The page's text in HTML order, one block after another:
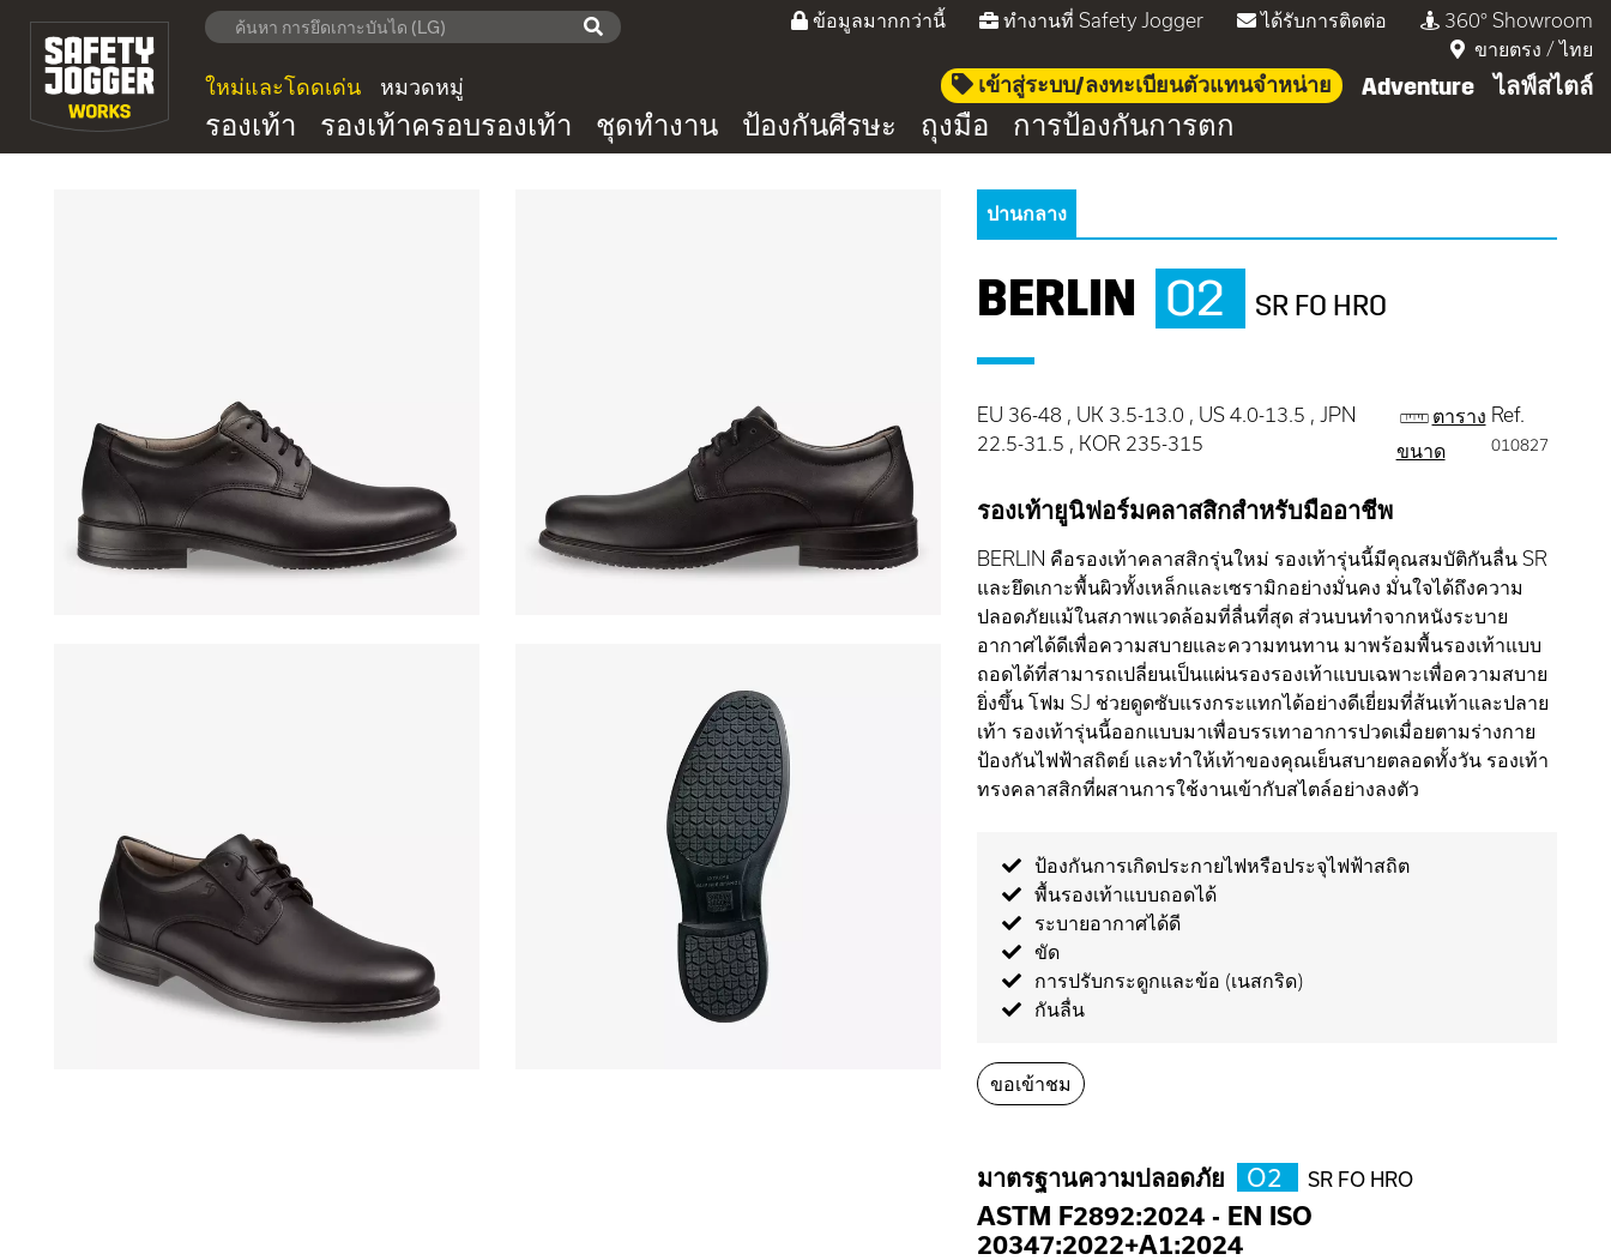
ข้อมูลมากกว่านี้ ทำงานที่ Safety Jogger ได้รับการติดต่อ
360° Showroom
ขายตรง /ไทย
ใหม่และโดดเด่น หมวดหมู่ เข้าสู่ระบบ/ลงทะเบียนตัวแทนจำหน่าย Adventure ไลฟ์สไตล์
รองเท้า รองเท้าครอบรองเท้า ชุดทำงาน ป้องกันศีรษะ ถุงมือ การป้องกันการตก
ปานกลาง
BERLIN O2 SR FO HRO
EU 36-48 , UK 3.5-13.0 , US 4.0-13.5 , JPN
22.5-31.5 , KOR 235-315
ตาราง
ขนาด
Ref.
010827
รองเท้ายูนิฟอร์มคลาสสิกสำหรับมืออาชีพ
BERLIN คือรองเท้าคลาสสิกรุ่นใหม่ รองเท้ารุ่นนี้มีคุณสมบัติกันลื่น SR
และยึดเกาะพื้นผิวทั้งเหล็กและเซรามิกอย่างมั่นคง มั่นใจได้ถึงความ
ปลอดภัยแม้ในสภาพแวดล้อมที่ลื่นที่สุด ส่วนบนทำจากหนังระบาย
อากาศได้ดีเพื่อความสบายและความทนทาน มาพร้อมพื้นรองเท้าแบบ
ถอดได้ที่สามารถเปลี่ยนเป็นแผ่นรองรองเท้าแบบเฉพาะเพื่อความสบาย
ยิ่งขึ้น โฟม SJ ช่วยดูดซับแรงกระแทกได้อย่างดีเยี่ยมที่ส้นเท้าและปลาย
เท้า รองเท้ารุ่นนี้ออกแบบมาเพื่อบรรเทาอาการปวดเมื่อยตามร่างกาย
ป้องกันไฟฟ้าสถิตย์ และทำให้เท้าของคุณเย็นสบายตลอดทั้งวัน รองเท้า
ทรงคลาสสิกที่ผสานการใช้งานเข้ากับสไตล์อย่างลงตัว
ป้องกันการเกิดประกายไฟหรือประจุไฟฟ้าสถิต
พื้นรองเท้าแบบถอดได้
ระบายอากาศได้ดี
ขัด
การปรับกระดูกและข้อ (เนสกริด)
กันลื่น
ขอเข้าชม
มาตรฐานความปลอดภัย O2 SR FO HRO
ASTM F2892:2024 - EN ISO
20347:2022+A1:2024